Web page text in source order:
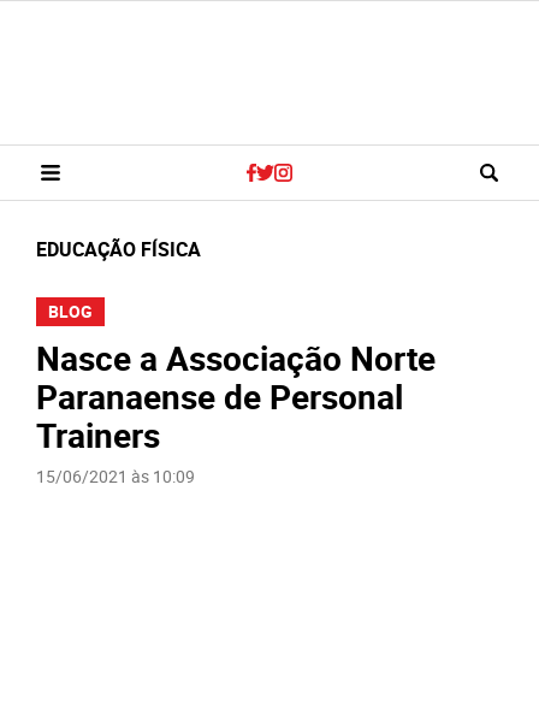
EDUCAÇÃO FÍSICA
BLOG
Nasce a Associação Norte
Paranaense de Personal
Trainers
15/06/2021 às 10:09